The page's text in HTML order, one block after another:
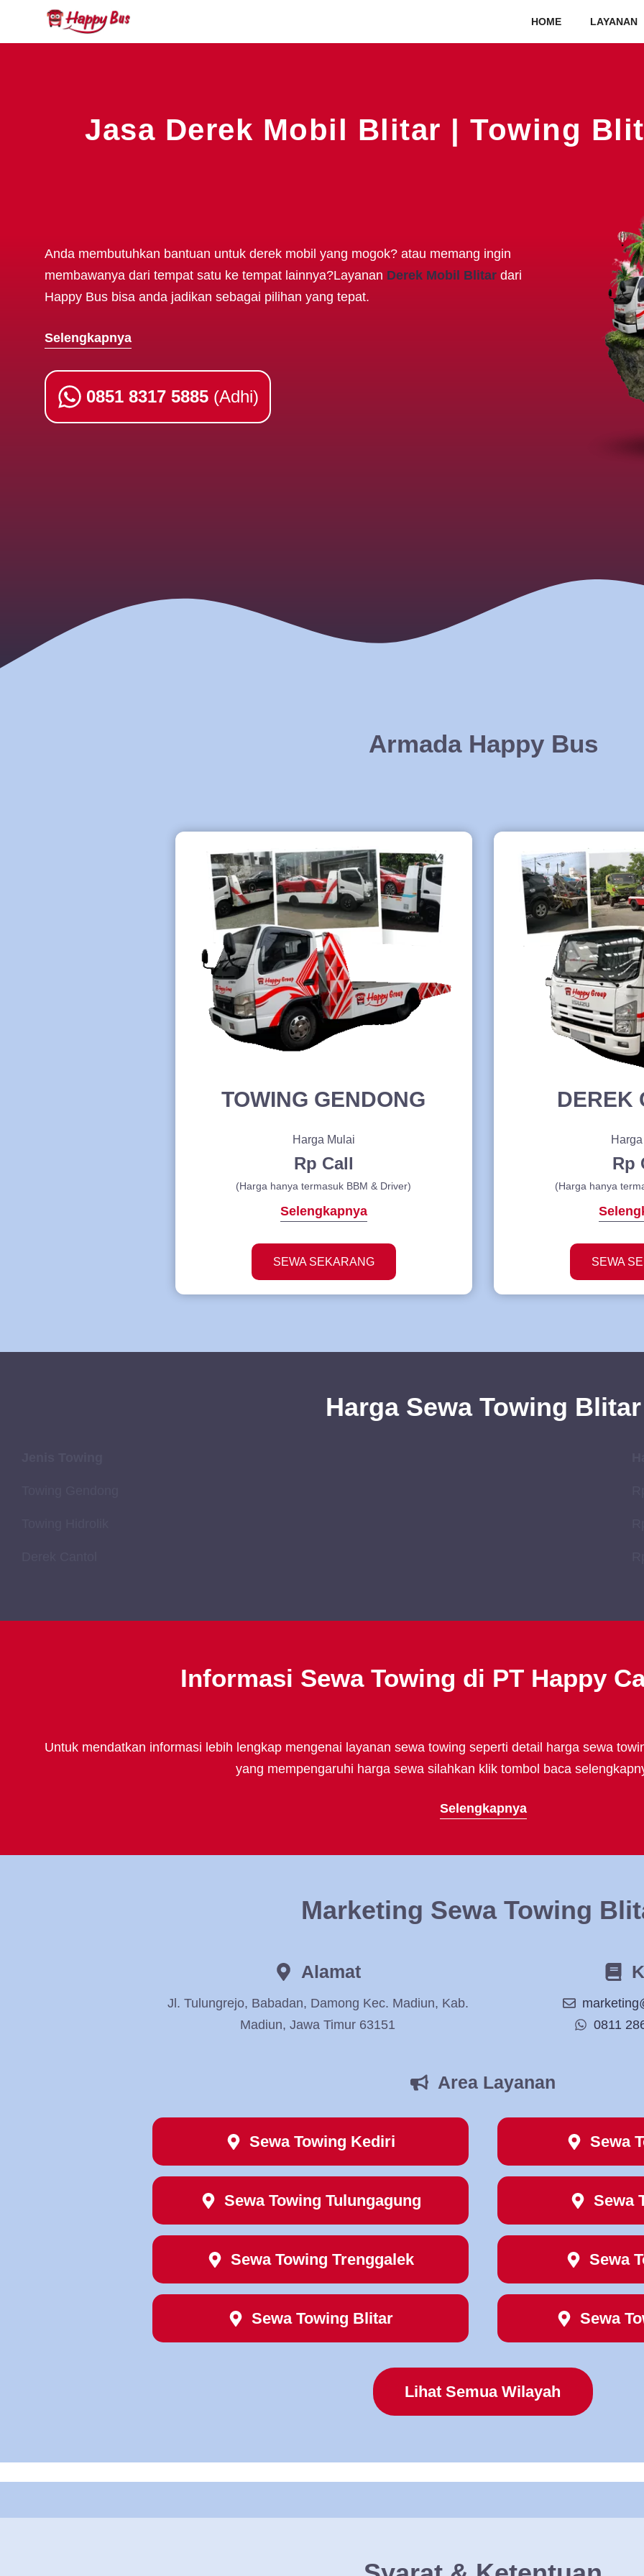
HOME LAYANAN
Jasa Derek Mobil Blitar | Towing
Anda membutuhkan bantuan untuk derek mobil yang mogok? atau memang ingin
membawanya dari tempat satu ke tempat lainnya?Layanan Derek Mobil Blitar dari
Happy Bus bisa anda jadikan sebagai pilihan yang tepat.
Selengkapnya
0851 8317 5885 (Adhi)
Armada Happy Bus
TOWING GENDONG
Harga Mulai
Rp Call
(Harga hanya termasuk BBM & Driver)
Selengkapnya
SEWA SEKARANG
DEREK
Rp
(Harga hanya
SEWA
Harga Sewa Towing Blitar
Informasi Sewa Towing di PT Happy
Untuk mendatkan informasi lebih lengkap mengenai layanan sewa towing seperti detail harga sewa
yang mempengaruhi harga sewa silahkan klik tombol baca
Selengkapnya
Marketing Sewa Towing
Alamat
Jl. Tulungrejo, Babadan, Damong Kec. Madiun, Kab.
Madiun, Jawa Timur 63151
0811
Area Layanan
Sewa Towing Kediri
Sewa Towing Tulungagung
Sewa Towing Trenggalek
Sewa Towing Blitar
Sewa
Sewa
Sewa
Sewa
Lihat Semua Wilayah